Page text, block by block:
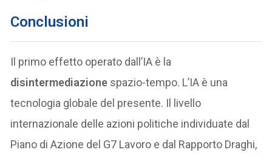
Conclusioni
Il primo effetto operato dall’IA è la
disintermediazione spazio-tempo. L’IA è una
tecnologia globale del presente. Il livello
internazionale delle azioni politiche individuate dal
Piano di Azione del G7 Lavoro e dal Rapporto Draghi,